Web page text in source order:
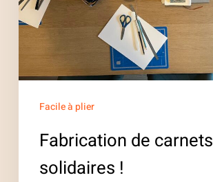
Facile à plier
Fabrication de carnets
solidaires !